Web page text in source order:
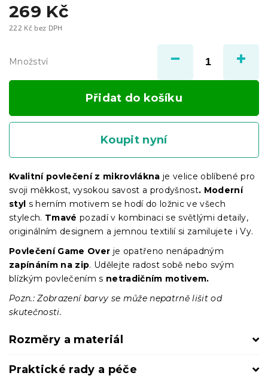
269 Kč
222 Kč bez DPH
Množství
Přidat do košíku
Koupit nyní
Kvalitní povlečení z mikrovlákna je velice oblíbené pro
svoji měkkost, vysokou savost a prodyšnost. Moderní
styl s herním motivem se hodí do ložnic ve všech
stylech. Tmavé pozadí v kombinaci se světlými detaily,
originálním designem a jemnou textilií si zamilujete i Vy.
Povlečení Game Over je opatřeno nenápadným
zapínáním na zip. Udělejte radost sobě nebo svým
blízkým povlečením s netradičním motivem.
Pozn.: Zobrazení barvy se může nepatrně lišit od
skutečnosti.
Rozměry a materiál
Praktické rady a péče